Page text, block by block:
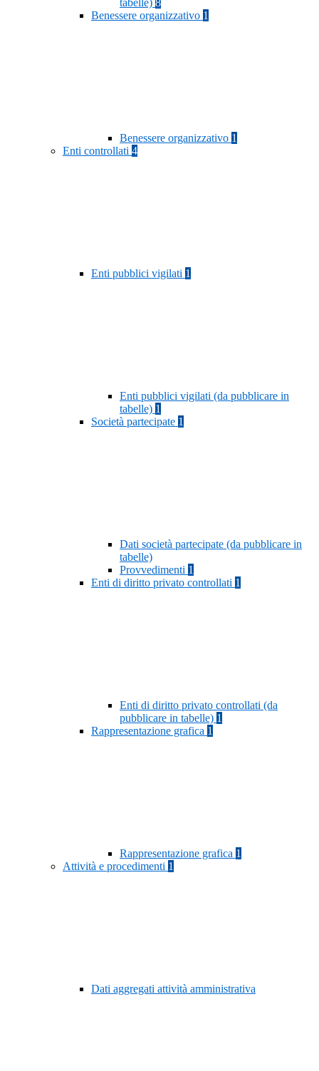
tabelle) 8
Benessere organizzativo 1
Benessere organizzativo 1
Enti controllati 4
Enti pubblici vigilati 1
Enti pubblici vigilati (da pubblicare in
tabelle) 1
Società partecipate 1
Dati società partecipate (da pubblicare in
tabelle)
Provvedimenti 1
Enti di diritto privato controllati 1
Enti di diritto privato controllati (da
pubblicare in tabelle) 1
Rappresentazione grafica 1
Rappresentazione grafica 1
Attività e procedimenti 1
Dati aggregati attività amministrativa